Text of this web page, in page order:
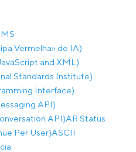
Vermelha» de IA)
and XML)
Standards Institute)
Interface)
API)
API)AR Status
Per User)ASCII